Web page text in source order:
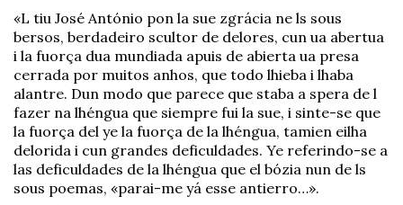
«L tiu José António pon la sue zgrácia ne ls sous
bersos, berdadeiro scultor de delores, cun ua abertua
i la fuorça dua mundiada apuis de abierta ua presa
cerrada por muitos anhos, que todo lhieba i lhaba
alantre. Dun modo que parece que staba a spera de l
fazer na lhéngua que siempre fui la sue, i sinte-se que
la fuorça del ye la fuorça de la lhéngua, tamien eilha
delorida i cun grandes deficuldades. Ye referindo-se a
las deficuldades de la lhéngua que el bózia nun de ls
sous poemas, «parai-me yá esse antierro…».